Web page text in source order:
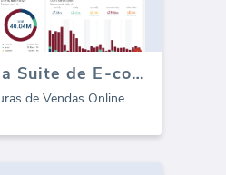
Visão geral da Suite de E-commerce
de Vendas Online